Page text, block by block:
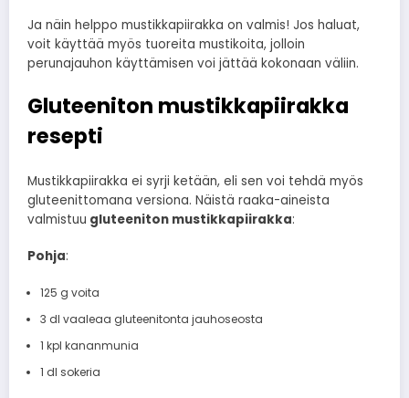
Ja näin helppo mustikkapiirakka on valmis! Jos haluat,
voit käyttää myös tuoreita mustikoita, jolloin
perunajauhon käyttämisen voi jättää kokonaan väliin.
Gluteeniton mustikkapiirakka
resepti
Mustikkapiirakka ei syrji ketään, eli sen voi tehdä myös
gluteenittomana versiona. Näistä raaka-aineista
valmistuu gluteeniton mustikkapiirakka:
Pohja:
125 g voita
3 dl vaaleaa gluteenitonta jauhoseosta
1 kpl kananmunia
1 dl sokeria